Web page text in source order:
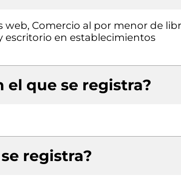
Comercio al por menor de
escritorio en establecimientos
el que se registra?
registra?